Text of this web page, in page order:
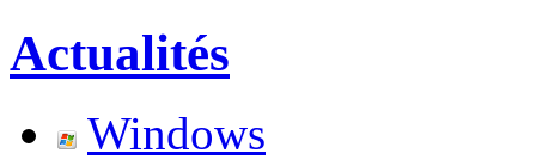
Actualités
Windows